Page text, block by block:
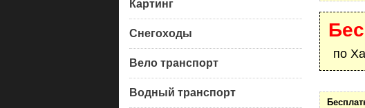
по
Картинг
Снегоходы
Вело транспорт
Водный транспорт